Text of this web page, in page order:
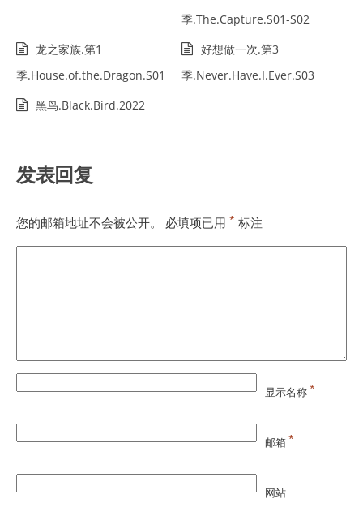
季.The.Capture.S01-S02
龙之家族.第1
季.House.of.the.Dragon.S01
好想做一次.第3
季.Never.Have.I.Ever.S03
黑鸟.Black.Bird.2022
发表回复
您的邮箱地址不会被公开。 必填项已用 * 标注
显示名称*
邮箱*
网站